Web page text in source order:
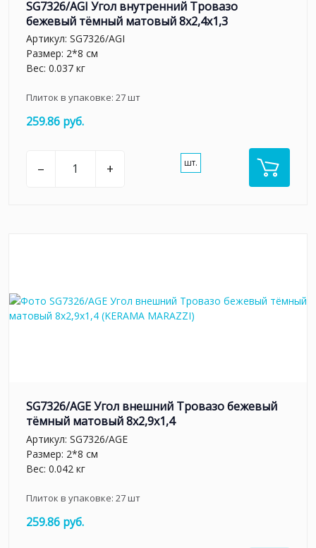
SG7326/AGI Угол внутренний Тровазо
бежевый тёмный матовый 8x2,4x1,3
Артикул: SG7326/AGI
Размер: 2*8 см
Вес: 0.037 кг
Плиток в упаковке: 27шт
259.86 руб.
– + шт.
SG7326/AGE Угол внешний Тровазо бежевый
тёмный матовый 8x2,9x1,4
Артикул: SG7326/AGE
Размер: 2*8 см
Вес: 0.042 кг
Плиток в упаковке: 27шт
259.86 руб.